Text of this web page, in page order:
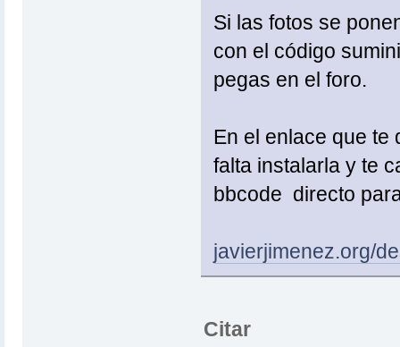
Si las fotos se
con el código
pegas en el foro.
En el enlace que te
falta instalarla y te
bbcode directo
javierjimenez.org/
Citar